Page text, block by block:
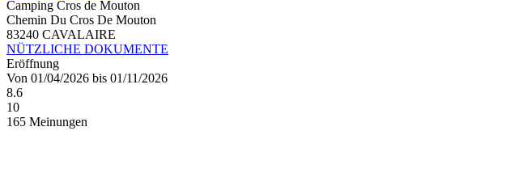
Camping Cros de Mouton
Chemin Du Cros De Mouton
83240 CAVALAIRE
NÜTZLICHE DOKUMENTE
Eröffnung
Von 01/04/2026 bis 01/11/2026
8.6
10
165 Meinungen